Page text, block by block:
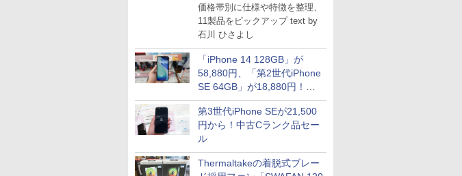
価格帯別に仕様や特徴を整理、
11製品をピックアップ text by
石川 ひさよし
「iPhone 14 128GB」が
58,880円、「第2世代iPhone
SE 64GB」が18,880円！中
古Bランク品セール
第3世代iPhone SEが21,500
円から！中古Cランク品セー
ル
Thermaltakeの着脱式ブレー